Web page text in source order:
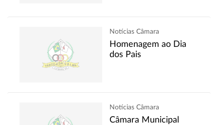
Notícias Câmara
Homenagem ao Dia
dos Pais
Notícias Câmara
Câmara Municipal